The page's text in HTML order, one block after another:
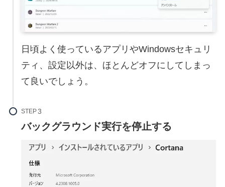
日頃よく使っているアプリやWindowsセキュリ
ティ、設定以外は、ほとんどオフにしてしまっ
て良いでしょう。
STEP
バックグラウンド実行を停止する